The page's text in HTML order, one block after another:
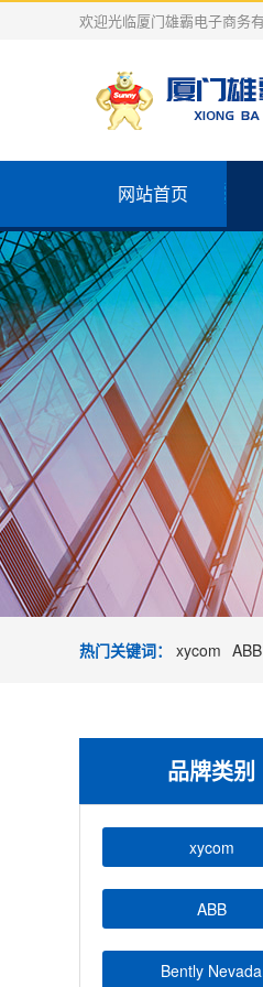
欢迎光临厦门雄霸电子商务有
网站首页
热门关键词： xycom ABB
品牌类别
xycom
ABB
Bently Nevada